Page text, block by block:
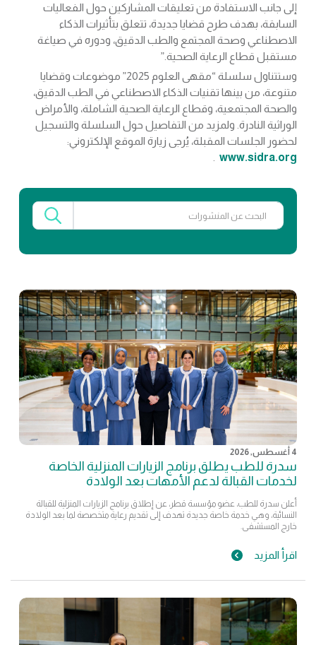
إلى جانب الاستفادة من تعليقات المشاركين حول الفعاليات
السابقة، بهدف طرح قضايا جديدة، تتعلق بتأثيرات الذكاء
الاصطناعي وصحة المجتمع والطب الدقيق، ودوره في صياغة
مستقبل قطاع الرعاية الصحية.”
وستتناول سلسلة “مقهى العلوم 2025” موضوعات وقضايا
متنوعة، من بينها تقنيات الذكاء الاصطناعي في الطب الدقيق،
والصحة المجتمعية، وقطاع الرعاية الصحية الشاملة، والأمراض
الوراثية النادرة. ولمزيد من التفاصيل حول السلسلة والتسجيل
لحضور الجلسات المقبلة، يُرجى زيارة الموقع الإلكتروني:
www.sidra.org
.
4 أغسطس, 2026
سدرة للطب يطلق برنامج الزيارات المنزلية الخاصة
لخدمات القبالة لدعم الأمهات بعد الولادة
أعلن سدرة للطب، عضو مؤسسة قطر، عن إطلاق برنامج الزيارات المنزلية للقبالة
النسائية، وهي خدمة خاصة جديدة تهدف إلى تقديم رعاية متخصصة لما بعد الولادة
خارج المستشفى.
اقرأ المزيد